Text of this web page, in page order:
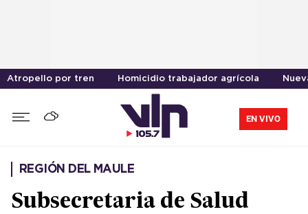
Atropello por tren Homicidio trabajador agrícola
EN VIVO
REGIÓN DEL MAULE
Subsecretaria de Salud